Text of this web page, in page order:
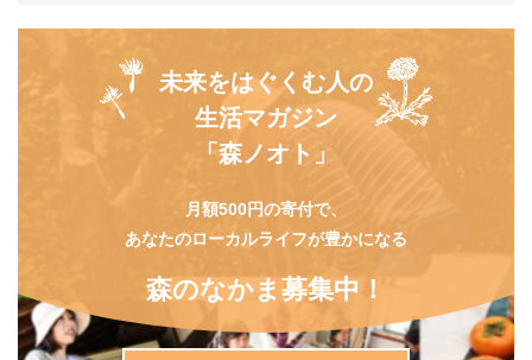
未来をはぐくむ人の
生活マガジン
「森ノオト」
月額500円の寄付で、
あなたのローカルライフが豊かになる
森のなかま募集中！